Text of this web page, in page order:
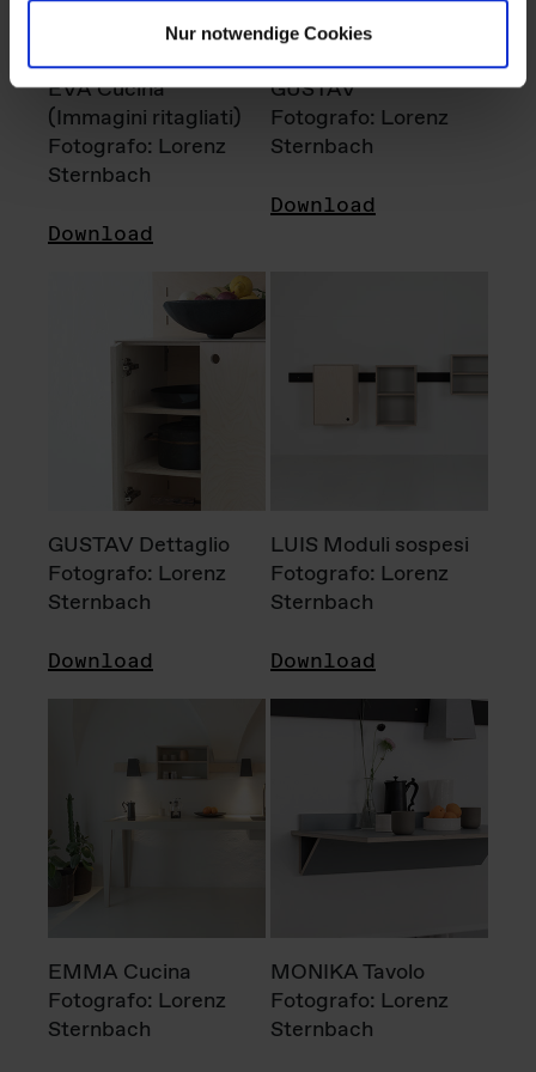
Nur notwendige Cookies
EVA Cucina
(Immagini ritagliati)
Fotografo: Lorenz
Sternbach
Download
GUSTAV
Fotografo: Lorenz
Sternbach
Download
GUSTAV Dettaglio
Fotografo: Lorenz
Sternbach
Download
LUIS Moduli sospesi
Fotografo: Lorenz
Sternbach
Download
EMMA Cucina
Fotografo: Lorenz
Sternbach
MONIKA Tavolo
Fotografo: Lorenz
Sternbach